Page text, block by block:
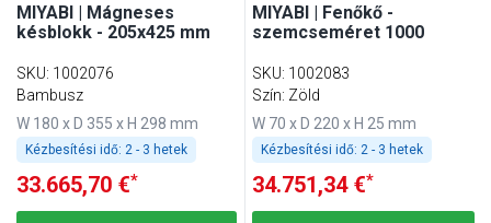
MIYABI | Mágneses
késblokk - 205x425 mm
SKU: 1002076
Bambusz
W 180 x D 355 x H 298 mm
Kézbesítési idő: 2 - 3 hetek
33.665,70 €*
MIYABI | Fenőkő -
szemcseméret 1000
SKU: 1002083
Szín: Zöld
W 70 x D 220 x H 25 mm
Kézbesítési idő: 2 - 3 hetek
34.751,34 €*